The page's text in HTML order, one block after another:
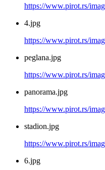
https://www.pirot.rs/
4.jpg
https://www.pirot.rs/
peglana.jpg
https://www.pirot.rs/
panorama.jpg
https://www.pirot.rs/
stadion.jpg
https://www.pirot.rs/
6.jpg